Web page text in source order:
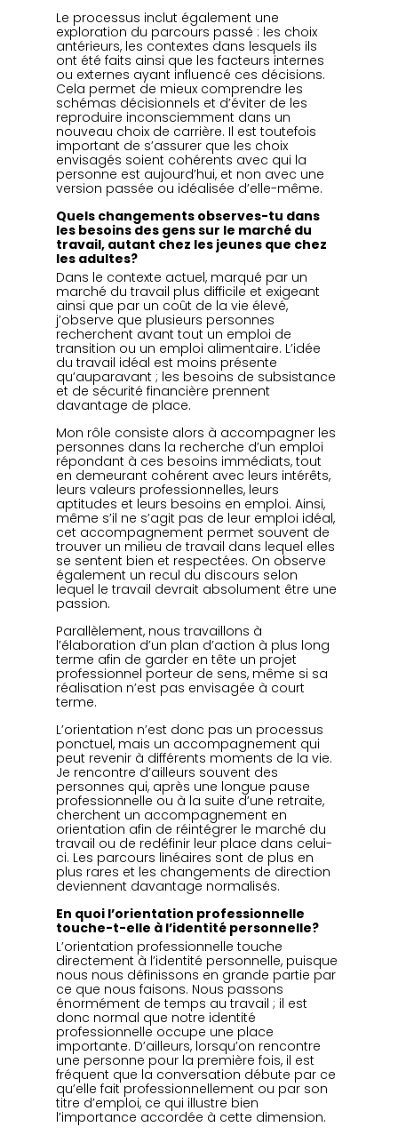
Le processus inclut également une
exploration du parcours passé : les choix
antérieurs, les contextes dans lesquels ils
ont été faits ainsi que les facteurs internes
ou externes ayant influencé ces décisions.
Cela permet de mieux comprendre les
schémas décisionnels et d’éviter de les
reproduire inconsciemment dans un
nouveau choix de carrière. Il est toutefois
important de s’assurer que les choix
envisagés soient cohérents avec qui la
personne est aujourd’hui, et non avec une
version passée ou idéalisée d’elle-même.
Quels changements observes-tu dans
les besoins des gens sur le marché du
travail, autant chez les jeunes que chez
les adultes?
Dans le contexte actuel, marqué par un
marché du travail plus difficile et exigeant
ainsi que par un coût de la vie élevé,
j’observe que plusieurs personnes
recherchent avant tout un emploi de
transition ou un emploi alimentaire. L’idée
du travail idéal est moins présente
qu’auparavant ; les besoins de subsistance
et de sécurité financière prennent
davantage de place.
Mon rôle consiste alors à accompagner les
personnes dans la recherche d’un emploi
répondant à ces besoins immédiats, tout
en demeurant cohérent avec leurs intérêts,
leurs valeurs professionnelles, leurs
aptitudes et leurs besoins en emploi. Ainsi,
même s’il ne s’agit pas de leur emploi idéal,
cet accompagnement permet souvent de
trouver un milieu de travail dans lequel elles
se sentent bien et respectées. On observe
également un recul du discours selon
lequel le travail devrait absolument être une
passion.
Parallèlement, nous travaillons à
l’élaboration d’un plan d’action à plus long
terme afin de garder en tête un projet
professionnel porteur de sens, même si sa
réalisation n’est pas envisagée à court
terme.
L’orientation n’est donc pas un processus
ponctuel, mais un accompagnement qui
peut revenir à différents moments de la vie.
Je rencontre d’ailleurs souvent des
personnes qui, après une longue pause
professionnelle ou à la suite d’une retraite,
cherchent un accompagnement en
orientation afin de réintégrer le marché du
travail ou de redéfinir leur place dans celui-
ci. Les parcours linéaires sont de plus en
plus rares et les changements de direction
deviennent davantage normalisés.
En quoi l’orientation professionnelle
touche-t-elle à l’identité personnelle?
L’orientation professionnelle touche
directement à l’identité personnelle, puisque
nous nous définissons en grande partie par
ce que nous faisons. Nous passons
énormément de temps au travail ; il est
donc normal que notre identité
professionnelle occupe une place
importante. D’ailleurs, lorsqu’on rencontre
une personne pour la première fois, il est
fréquent que la conversation débute par ce
qu’elle fait professionnellement ou par son
titre d’emploi, ce qui illustre bien
l’importance accordée à cette dimension.